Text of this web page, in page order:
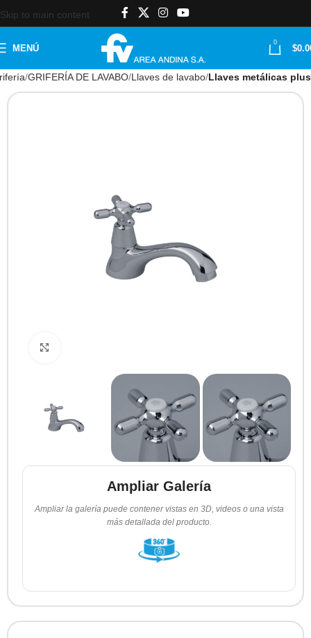
Skip to main content
MENÚ
0
$
GRIFERÍA DE LAVABO Llaves de lavabo Llaves metálicas plus
Ampliar Galería
Ampliar la galería puede contener vistas en 3D, videos o una vista
más detallada del producto.